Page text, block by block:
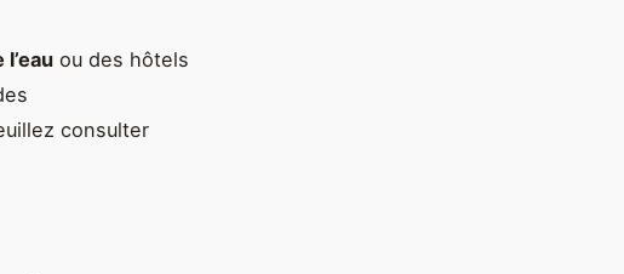
ou des hôtels
consulter